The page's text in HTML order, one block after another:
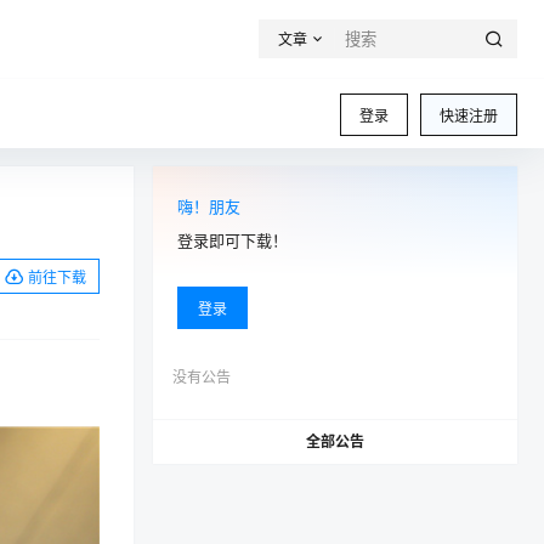
文章
登录 快速注册
前往下载
嗨！朋友
登录即可下载！
登录
没有公告
全部公告